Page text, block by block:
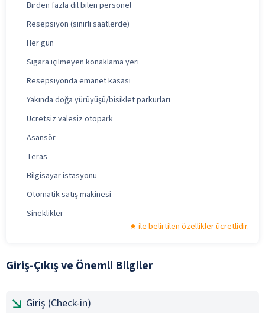
Birden fazla dil bilen personel
Resepsiyon (sınırlı saatlerde)
Her gün
Sigara içilmeyen konaklama yeri
Resepsiyonda emanet kasası
Yakında doğa yürüyüşü/bisiklet parkurları
Ücretsiz valesiz otopark
Asansör
Teras
Bilgisayar istasyonu
Otomatik satış makinesi
Sineklikler
ile belirtilen özellikler ücretlidir.
Giriş-Çıkış ve Önemli Bilgiler
Giriş (Check-in)